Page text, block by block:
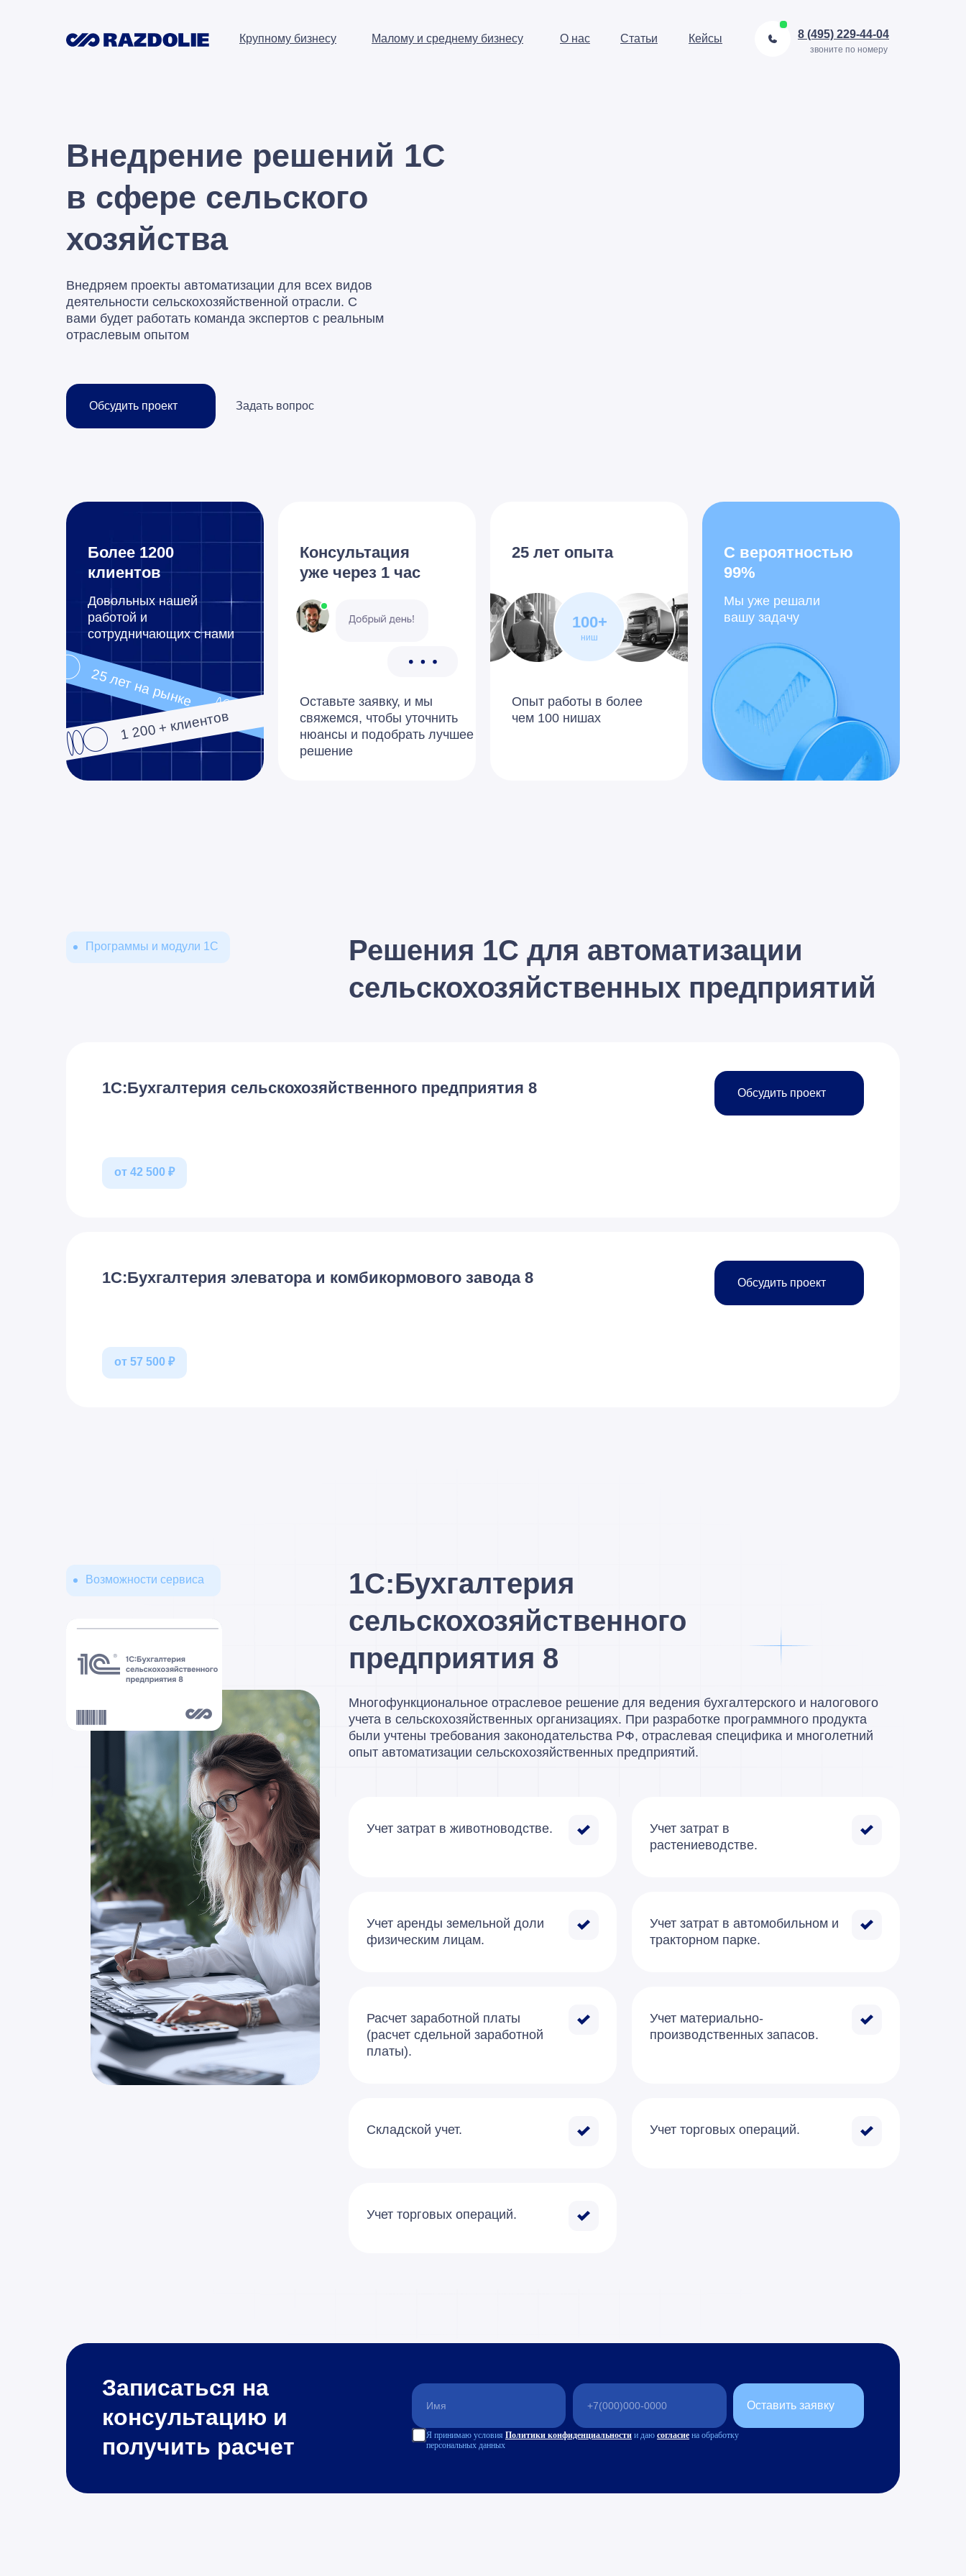
Крупному бизнесу Малому и среднему бизнесу О нас Статьи Кейсы 8 (495) 229-44-04
звоните по номеру
Внедрение решений 1С
в сфере сельского
хозяйства
Внедряем проекты автоматизации для всех видов
деятельности сельскохозяйственной отрасли. С
вами будет работать команда экспертов с реальным
отраслевым опытом
Обсудить проект Задать вопрос
25 лет на рынке
1 200 + клиентов
Более 1200
клиентов
Довольных нашей
работой и
сотрудничающих с нами
Консультация
уже через 1 час
Оставьте заявку, и мы
свяжемся, чтобы уточнить
нюансы и подобрать лучшее
решение
25 лет опыта
Опыт работы в более
чем 100 нишах
100+
ниш
С вероятностью
99%
Мы уже решали
вашу задачу
Решения 1С для автоматизации
сельскохозяйственных предприятий
Программы и модули 1С
1С:Бухгалтерия сельскохозяйственного предприятия 8
от 42 500 ₽
Обсудить проект
1С:Бухгалтерия элеватора и комбикормового завода 8
от 57 500 ₽
Обсудить проект
1С:Бухгалтерия
сельскохозяйственного
предприятия 8
Многофункциональное отраслевое решение для ведения бухгалтерского и налогового
учета в сельскохозяйственных организациях. При разработке программного ⁠продукта
были учтены требования законодательства РФ, отраслевая специфика и многолетний
опыт автоматизации сельскохозяйственных предприятий.
Возможности сервиса
Учет затрат в животноводстве.
Учет затрат в
растениеводстве.
Учет аренды земельной доли
физическим лицам.
Расчет заработной платы
(расчет сдельной заработной
платы).
Учет затрат в автомобильном и
тракторном парке.
Учет торговых операций.
Складской учет.
Учет материально-
производственных запасов.
Учет торговых операций.
Записаться на
консультацию и
получить расчет
Я принимаю условия Политики конфиденциальности и даю согласие на обработку
персональных данных
Оставить заявку